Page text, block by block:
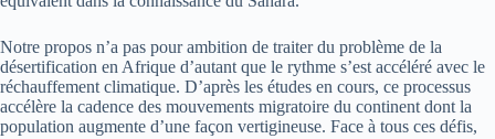
Notre propos n’a pas pour ambition de traiter du problème de la
désertification en Afrique d’autant que le rythme s’est accéléré avec le
réchauffement climatique. D’après les études en cours, ce processus
accélère la cadence des mouvements migratoire du continent dont la
population augmente d’une façon vertigineuse. Face à tous ces défis,